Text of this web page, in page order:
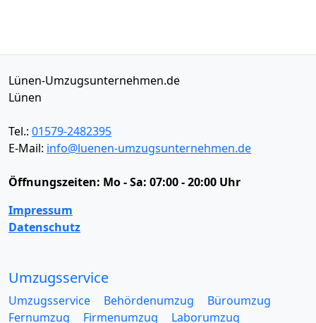
Lünen-Umzugsunternehmen.de
Lünen
Tel.: 01579-2482395
E-Mail: info@luenen-umzugsunternehmen.de
Öffnungszeiten: Mo - Sa: 07:00 - 20:00 Uhr
Impressum
Datenschutz
Umzugsservice
Umzugsservice Behördenumzug
Büroumzug
Fernumzug
Firmenumzug
Laborumzug